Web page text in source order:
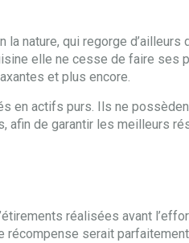
nature, qui regorge d’ailleurs
elle ne cesse de faire ses
et plus encore.
en actifs purs. Ils ne
afin de garantir les meilleurs
réalisées avant
récompense serait